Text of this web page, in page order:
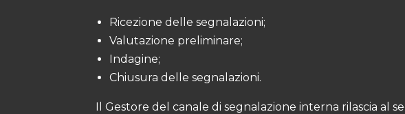
Ricezione delle segnalazioni;
Valutazione preliminare;
Indagine;
Chiusura delle segnalazioni.
Il Gestore del canale di segnalazione interna rilascia al